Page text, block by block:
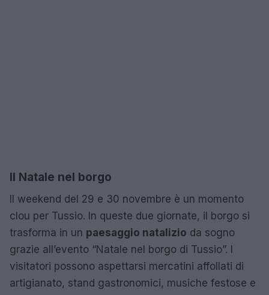
Il Natale nel borgo
Il weekend del 29 e 30 novembre è un momento
clou per Tussio. In queste due giornate, il borgo si
trasforma in un paesaggio natalizio da sogno
grazie all’evento “Natale nel borgo di Tussio”. I
visitatori possono aspettarsi mercatini affollati di
artigianato, stand gastronomici, musiche festose e